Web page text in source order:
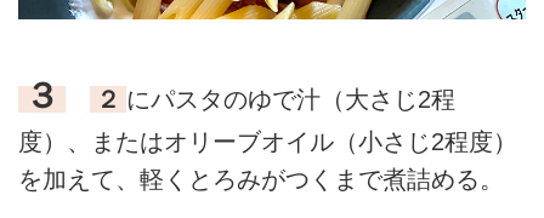
３ ２ にパスタのゆで汁（大さじ2程
度）、またはオリーブオイル（小さじ2程度）
を加えて、軽くとろみがつくまで煮詰める。